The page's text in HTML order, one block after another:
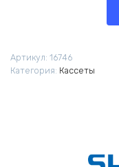
Артикул: 16746
Категория: Кассеты